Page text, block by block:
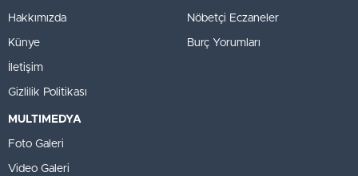
Hakkımızda
Künye
İletişim
Gizlilik Politikası
Nöbetçi Eczaneler
Burç Yorumları
MULTIMEDYA
Foto Galeri
Video Galeri